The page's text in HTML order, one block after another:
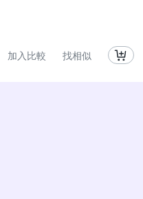
加入比較 找相似